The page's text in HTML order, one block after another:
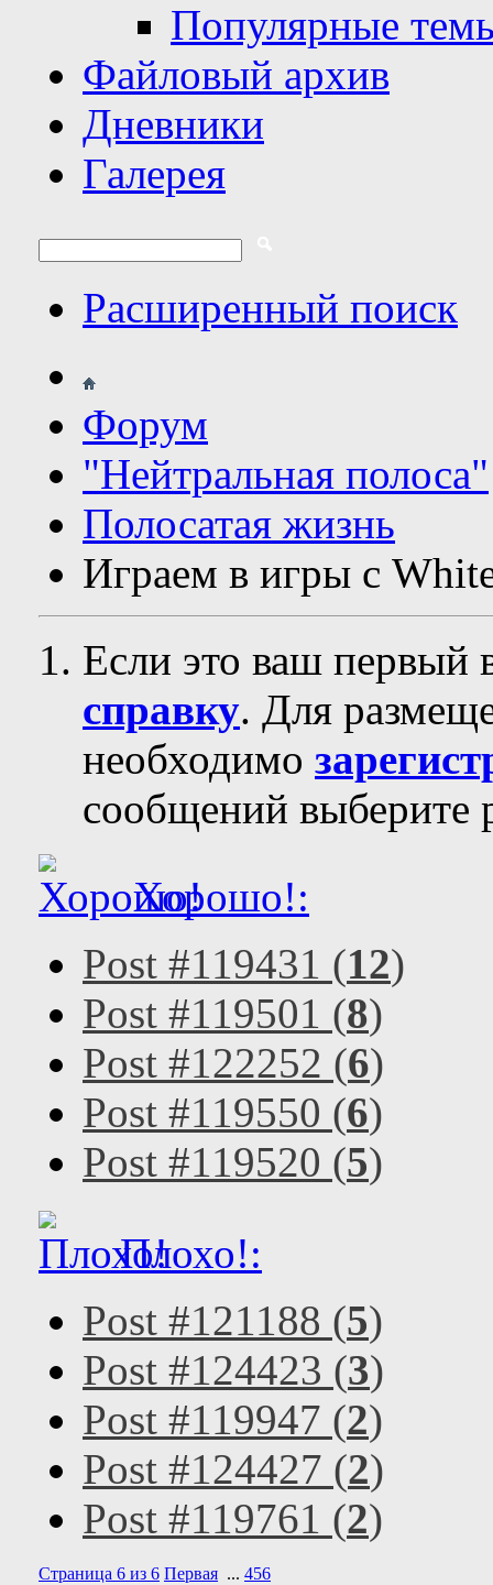
Популярные
Файловый архив
Дневники
Галерея
Расширенный поиск
Форум
"Нейтральная полоса"
Полосатая жизнь
Играем в игры с
Если это ваш первый
справку. Для
необходимо
сообщений выберите
Хорошо!:
Post #119431 (12)
Post #119501 (8)
Post #122252 (6)
Post #119550 (6)
Post #119520 (5)
Плохо!:
Post #121188 (5)
Post #124423 (3)
Post #119947 (2)
Post #124427 (2)
Post #119761 (2)
Страница 6 из 6 Первая ... 456